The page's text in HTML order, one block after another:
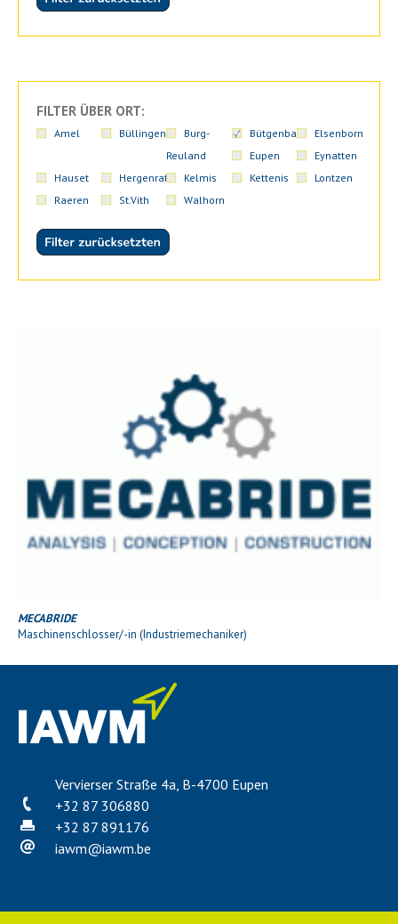
FILTER ÜBER ORT:
Amel Büllingen
Burg-
Reuland
Bütgenbach
Elsenborn
Eupen
Eynatten
Hauset
Hergenrath Kelmis Kettenis
Lontzen
Raeren
St.Vith Walhorn
MECABRIDE
Maschinenschlosser/-in (Industriemechaniker)
Vervierser Straße 4a, B-4700 Eupen
+32 87 306880
+32 87 891176
iawm@iawm.be